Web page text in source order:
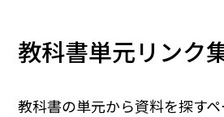
教科書単元リンク
教科書の単元から資料を探すペ